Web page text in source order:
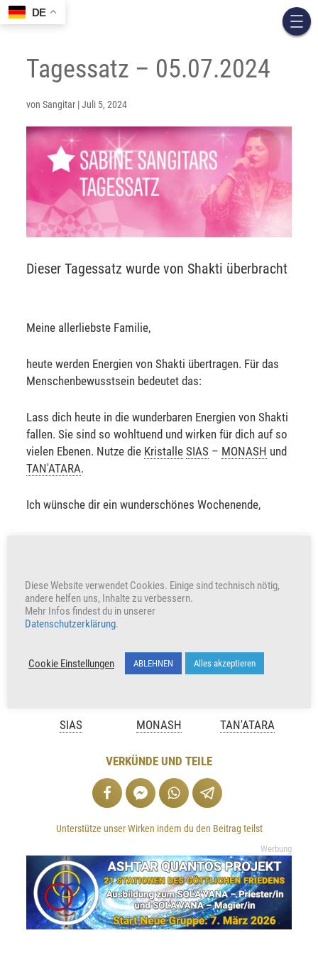
Tagessatz – 05.07.2024
vonSangitar |Juli 5, 2024
Dieser Tagessatz wurde von Shakti überbracht
Meine allerliebste Familie,
heute werden Energien von Shakti übertragen. Für das
Menschenbewusstsein bedeutet das:
Lass dich heute in die wunderbaren Energien von Shakti
fallen. Sie sind so wohltuend und wirken für dich auf so
vielen Ebenen. Nutze die Kristalle SIAS – MONASH und
TAN'ATARA.
Ich wünsche dir ein wunderschönes Wochenende,
+351 Herzen freuen auch uns
SIAS MONASH TAN'ATARA
VERKÜNDE UND TEILE
Unterstütze unser Wirken indem du den Beitrag teilst
Werbung
Diese Website verwendet Cookies. Einige sind technisch nötig,
andere helfen uns, Inhalte zu verbessern.
Mehr Infos findest du in unserer
Datenschutzerklärung.
Cookie Einstellungen ABLEHNEN Alles akzeptieren
DE